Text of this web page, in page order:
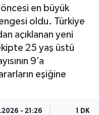
en büyük
oldu. Türkiye
açıklanan yeni
25 yaş üstü
9’a
eşiğine
- 21:26 1 DK